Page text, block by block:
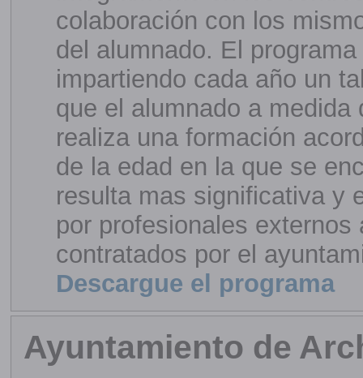
colaboración con los
del alumnado. El
impartiendo cada año un
que el alumnado a
realiza una formación
de la edad en la que se
resulta mas significativa y
por profesionales
contratados por el
Descargue el programa
Ayuntamiento de